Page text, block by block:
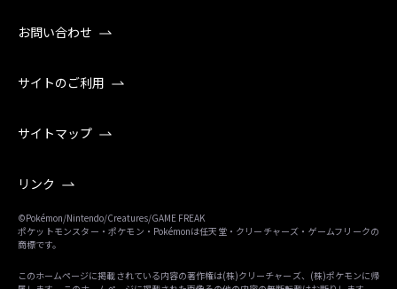
お問い合わせ
サイトのご利用
サイトマップ
リンク
©Pokémon/Nintendo/Creatures/GAME FREAK
ポケットモンスター・ポケモン・Pokémonは任天堂・クリーチャーズ・ゲームフリークの
商標です。
このホームページに掲載されている内容の著作権は(株)クリーチャーズ、(株)ポケモンに帰